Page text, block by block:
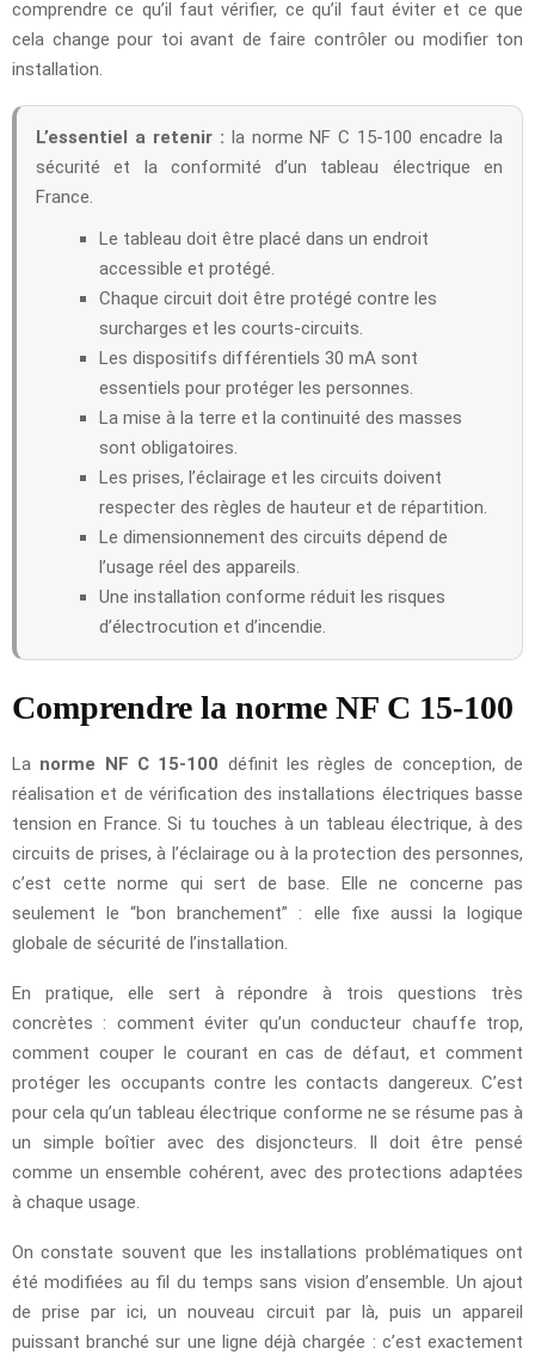
comprendre ce qu’il faut vérifier, ce qu’il faut éviter et ce que
cela change pour toi avant de faire contrôler ou modifier ton
installation.
L’essentiel a retenir : la norme NF C 15-100 encadre la
sécurité et la conformité d’un tableau électrique en
France.
Le tableau doit être placé dans un endroit
accessible et protégé.
Chaque circuit doit être protégé contre les
surcharges et les courts-circuits.
Les dispositifs différentiels 30 mA sont
essentiels pour protéger les personnes.
La mise à la terre et la continuité des masses
sont obligatoires.
Les prises, l’éclairage et les circuits doivent
respecter des règles de hauteur et de répartition.
Le dimensionnement des circuits dépend de
l’usage réel des appareils.
Une installation conforme réduit les risques
d’électrocution et d’incendie.
Comprendre la norme NF C 15-100
La norme NF C 15-100 définit les règles de conception, de
réalisation et de vérification des installations électriques basse
tension en France. Si tu touches à un tableau électrique, à des
circuits de prises, à l’éclairage ou à la protection des personnes,
c’est cette norme qui sert de base. Elle ne concerne pas
seulement le “bon branchement” : elle fixe aussi la logique
globale de sécurité de l’installation.
En pratique, elle sert à répondre à trois questions très
concrètes : comment éviter qu’un conducteur chauffe trop,
comment couper le courant en cas de défaut, et comment
protéger les occupants contre les contacts dangereux. C’est
pour cela qu’un tableau électrique conforme ne se résume pas à
un simple boîtier avec des disjoncteurs. Il doit être pensé
comme un ensemble cohérent, avec des protections adaptées
à chaque usage.
On constate souvent que les installations problématiques ont
été modifiées au fil du temps sans vision d’ensemble. Un ajout
de prise par ici, un nouveau circuit par là, puis un appareil
puissant branché sur une ligne déjà chargée : c’est exactement